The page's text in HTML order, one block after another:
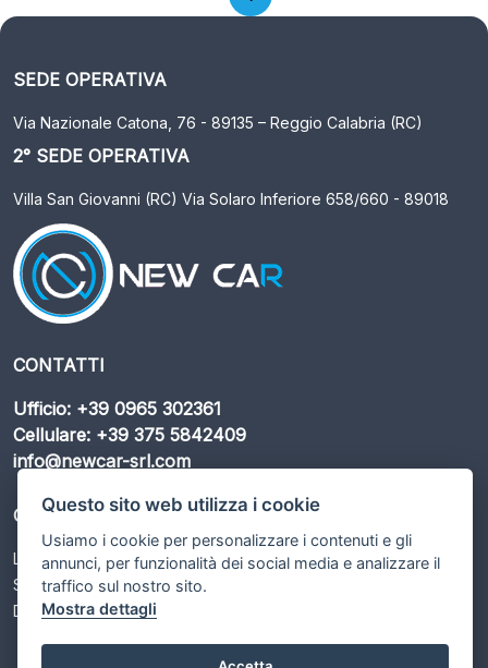
Questo sito web utilizza i cookie
Usiamo i cookie per personalizzare i contenuti e gli
annunci, per funzionalità dei social media e analizzare il
traffico sul nostro sito.
Mostra dettagli
SEDE OPERATIVA
Via Nazionale Catona, 76 - 89135 – Reggio Calabria (RC)
2° SEDE OPERATIVA
Villa San Giovanni (RC) Via Solaro Inferiore 658/660 - 89018
CONTATTI
Ufficio: +39 0965 302361
Cellulare: +39 375 5842409
info@newcar-srl.com
ORARI DI APERTURA
Lunedì – Sabato: 09:00 - 13:00 / 15:30 - 19:30
Sabato: 09:00 - 13:00
Domenica: Chiuso